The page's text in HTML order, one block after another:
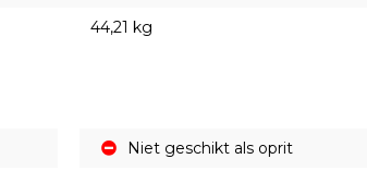
44,21 kg
Niet geschikt als oprit